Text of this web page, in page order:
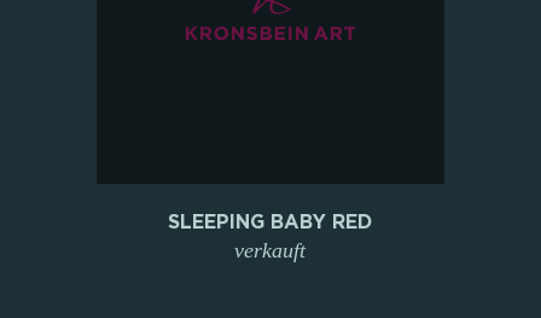
SLEEPING BABY RED
verkauft